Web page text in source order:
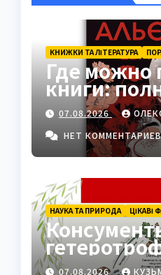
КНИЖКИ ТА ЛІТЕРАТУРА
Где можно
книги:
07.08.2026
НЕТ КОММЕНТАРИЕВ
НАУКА ТА ПРИРОДА ЦІКАВІ
07.08.2026